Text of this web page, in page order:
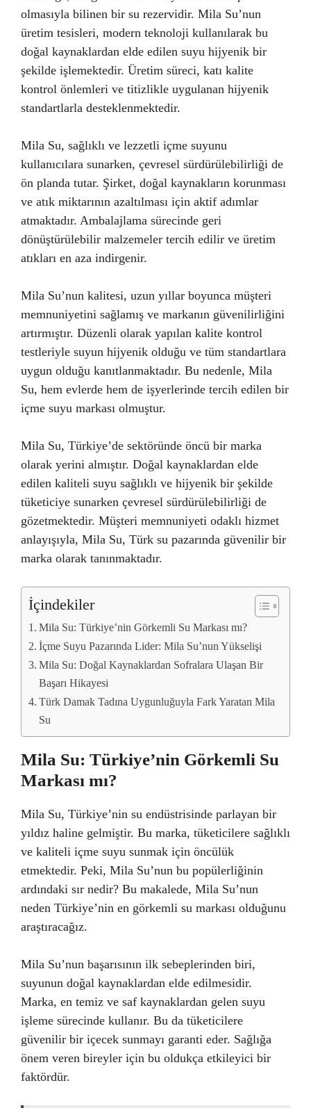
olmasıyla bilinen bir su rezervidir. Mila Su’nun
üretim tesisleri, modern teknoloji kullanılarak bu
doğal kaynaklardan elde edilen suyu hijyenik bir
şekilde işlemektedir. Üretim süreci, katı kalite
kontrol önlemleri ve titizlikle uygulanan hijyenik
standartlarla desteklenmektedir.
Mila Su, sağlıklı ve lezzetli içme suyunu
kullanıcılara sunarken, çevresel sürdürülebilirliği de
ön planda tutar. Şirket, doğal kaynakların korunması
ve atık miktarının azaltılması için aktif adımlar
atmaktadır. Ambalajlama sürecinde geri
dönüştürülebilir malzemeler tercih edilir ve üretim
atıkları en aza indirgenir.
Mila Su’nun kalitesi, uzun yıllar boyunca müşteri
memnuniyetini sağlamış ve markanın güvenilirliğini
artırmıştır. Düzenli olarak yapılan kalite kontrol
testleriyle suyun hijyenik olduğu ve tüm standartlara
uygun olduğu kanıtlanmaktadır. Bu nedenle, Mila
Su, hem evlerde hem de işyerlerinde tercih edilen bir
içme suyu markası olmuştur.
Mila Su, Türkiye’de sektöründe öncü bir marka
olarak yerini almıştır. Doğal kaynaklardan elde
edilen kaliteli suyu sağlıklı ve hijyenik bir şekilde
tüketiciye sunarken çevresel sürdürülebilirliği de
gözetmektedir. Müşteri memnuniyeti odaklı hizmet
anlayışıyla, Mila Su, Türk su pazarında güvenilir bir
marka olarak tanınmaktadır.
İçindekiler
Mila Su: Türkiye’nin Görkemli Su Markası mı?
İçme Suyu Pazarında Lider: Mila Su’nun Yükselişi
Mila Su: Doğal Kaynaklardan Sofralara Ulaşan Bir
Başarı Hikayesi
Türk Damak Tadına Uygunluğuyla Fark Yaratan Mila
Su
Mila Su: Türkiye’nin Görkemli Su
Markası mı?
Mila Su, Türkiye’nin su endüstrisinde parlayan bir
yıldız haline gelmiştir. Bu marka, tüketicilere sağlıklı
ve kaliteli içme suyu sunmak için öncülük
etmektedir. Peki, Mila Su’nun bu popülerliğinin
ardındaki sır nedir? Bu makalede, Mila Su’nun
neden Türkiye’nin en görkemli su markası olduğunu
araştıracağız.
Mila Su’nun başarısının ilk sebeplerinden biri,
suyunun doğal kaynaklardan elde edilmesidir.
Marka, en temiz ve saf kaynaklardan gelen suyu
işleme sürecinde kullanır. Bu da tüketicilere
güvenilir bir içecek sunmayı garanti eder. Sağlığa
önem veren bireyler için bu oldukça etkileyici bir
faktördür.